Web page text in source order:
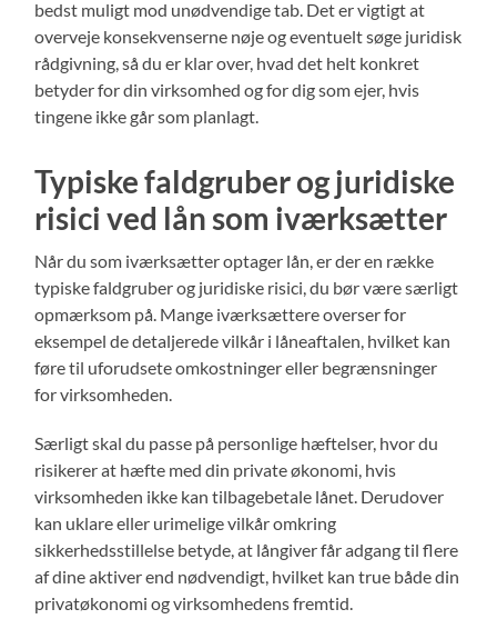
bedst muligt mod unødvendige tab. Det er vigtigt at
overveje konsekvenserne nøje og eventuelt søge juridisk
rådgivning, så du er klar over, hvad det helt konkret
betyder for din virksomhed og for dig som ejer, hvis
tingene ikke går som planlagt.
Typiske faldgruber og juridiske
risici ved lån som iværksætter
Når du som iværksætter optager lån, er der en række
typiske faldgruber og juridiske risici, du bør være særligt
opmærksom på. Mange iværksættere overser for
eksempel de detaljerede vilkår i låneaftalen, hvilket kan
føre til uforudsete omkostninger eller begrænsninger
for virksomheden.
Særligt skal du passe på personlige hæftelser, hvor du
risikerer at hæfte med din private økonomi, hvis
virksomheden ikke kan tilbagebetale lånet. Derudover
kan uklare eller urimelige vilkår omkring
sikkerhedsstillelse betyde, at långiver får adgang til flere
af dine aktiver end nødvendigt, hvilket kan true både din
privatøkonomi og virksomhedens fremtid.